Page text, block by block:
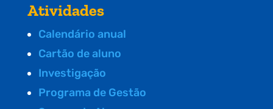
Atividades
Calendário anual
Cartão de aluno
Investigação
Programa de Gestão